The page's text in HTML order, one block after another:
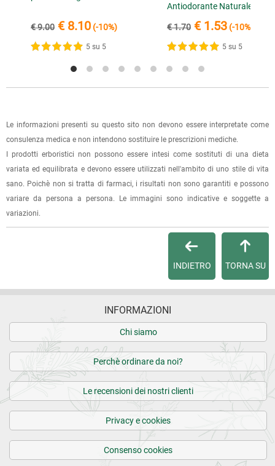
22.03.2021
spese di spedizione e sarai avvisato con una e-mail quando
l'ordine sarà pronto per il ritiro.
La spedizione è accompagnata da un riepilogo d'ordine,
oppure dalla fattura se richiesta al momento dell'ordine
Dalla tuaArea Cliente potrai verificare lo stato di lavorazione
dell'ordine e lo stato della spedizione.
Per qualsiasi informazione, contattaci viae-mail .
Per maggiori dettagli, vedi leCondizioni di vendita .
€ 9.00 € 8.10 (-10%)
5 su 5
Antiodorante Naturale
€ 1.70 € 1.53 (-10%)
5 su 5
Le informazioni presenti su questo sito non devono essere interpretate come
consulenza medica e non intendono sostituire le prescrizioni mediche.
I prodotti erboristici non possono essere intesi come sostituti di una dieta
variata ed equilibrata e devono essere utilizzati nell'ambito di uno stile di vita
sano. Poichè non si tratta di farmaci, i risultati non sono garantiti e possono
variare da persona a persona. Le immagini sono indicative e soggette a
variazioni.
TORNA SU
INDIETRO
INFORMAZIONI
Chi siamo
Perchè ordinare da noi?
Le recensioni dei nostri clienti
Privacy e cookies
Consenso cookies